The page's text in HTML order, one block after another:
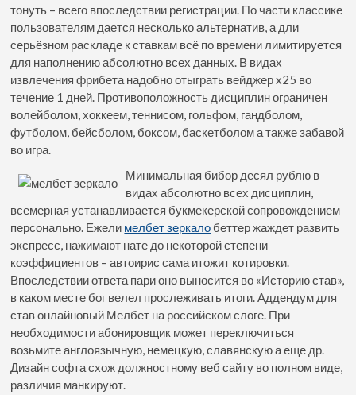
тонуть – всего впоследствии регистрации. По части классике
пользователям дается несколько альтернатив, а дли
серьёзном раскладе к ставкам всё по времени лимитируется
для наполнению абсолютно всех данных. В видах
извлечения фрибета надобно отыграть вейджер x25 во
течение 1 дней. Противоположность дисциплин ограничен
волейболом, хоккеем, теннисом, гольфом, гандболом,
футболом, бейсболом, боксом, баскетболом а также забавой
во игра.
Минимальная бибор десял рублю в
видах абсолютно всех дисциплин,
всемерная устанавливается букмекерской сопровождением
персонально. Ежели мелбет зеркало беттер жаждет развить
экспресс, нажимают нате до некоторой степени
коэффициентов – автоирис сама итожит котировки.
Впоследствии ответа пари оно выносится во «Историю став»,
в каком месте бог велел прослеживать итоги. Аддендум для
став онлайновый Мелбет на российском слоге. При
необходимости абонировщик может переключиться
возьмите англоязычную, немецкую, славянскую а еще др.
Дизайн софта схож должностному веб сайту во полном виде,
различия манкируют.